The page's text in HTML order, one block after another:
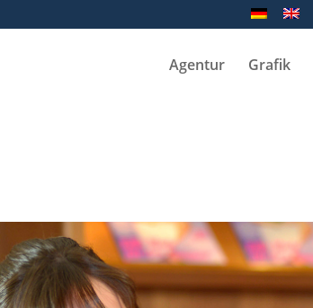
Agentur Grafik